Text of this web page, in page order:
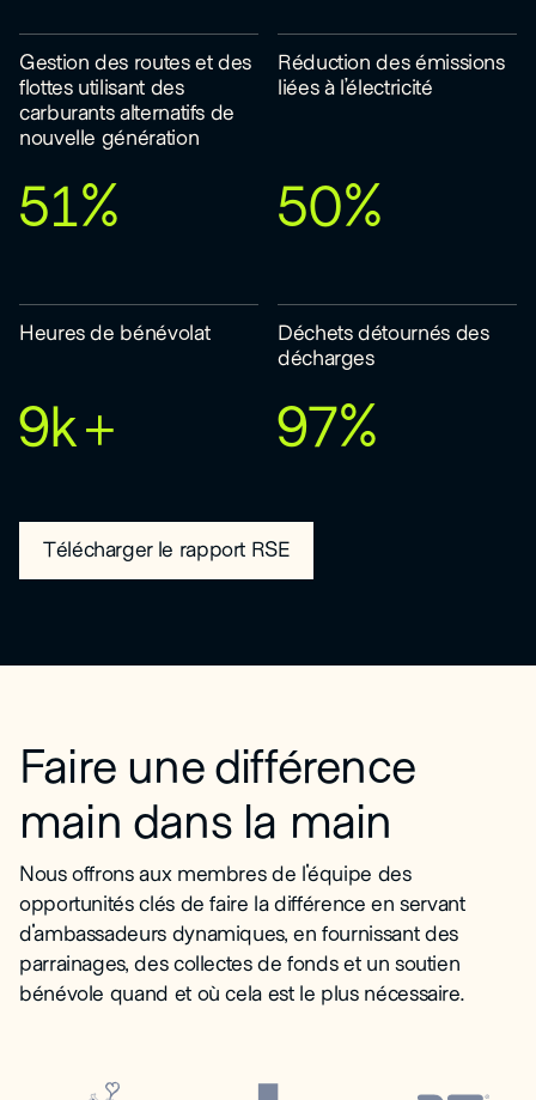
Gestion des routes et des
flottes utilisant des
carburants alternatifs de
nouvelle génération
51%
Réduction des émissions
liées à l’électricité
50%
Heures de bénévolat
9k+
Déchets détournés des
décharges
97%
Télécharger le rapport RSE
, ouvre dans un nouvel onglet
Faire une différence
main dans la main
Nous offrons aux membres de l'équipe des
opportunités clés de faire la différence en servant
d'ambassadeurs dynamiques, en fournissant des
parrainages, des collectes de fonds et un soutien
bénévole quand et où cela est le plus nécessaire.